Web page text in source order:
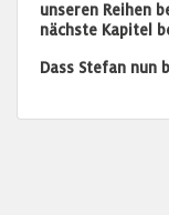
unseren Reihen
nächste Kapitel
Dass Stefan nun